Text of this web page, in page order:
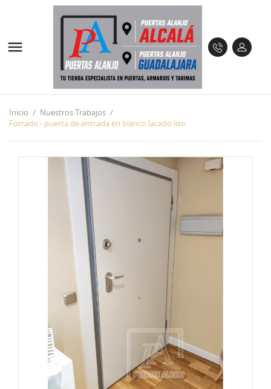

Inicio
Nuestros Trabajos
Forrado - puerta de entrada en blanco lacado liso